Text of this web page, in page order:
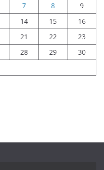
7 8
9
14 15
16
21 22
23
28 29
30